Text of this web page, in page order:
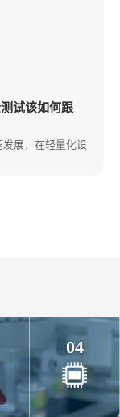
试该如何跟
展，在轻量化设
04